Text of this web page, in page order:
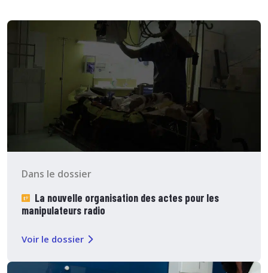
Dans le dossier
La nouvelle organisation des actes pour les
manipulateurs radio
Voir le dossier